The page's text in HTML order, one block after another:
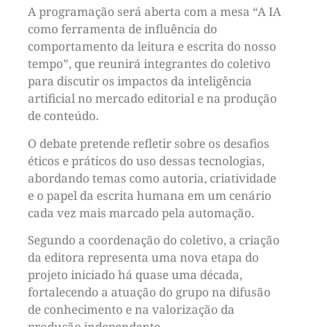
A programação será aberta com a mesa “A IA
como ferramenta de influência do
comportamento da leitura e escrita do nosso
tempo”, que reunirá integrantes do coletivo
para discutir os impactos da inteligência
artificial no mercado editorial e na produção
de conteúdo.
O debate pretende refletir sobre os desafios
éticos e práticos do uso dessas tecnologias,
abordando temas como autoria, criatividade
e o papel da escrita humana em um cenário
cada vez mais marcado pela automação.
Segundo a coordenação do coletivo, a criação
da editora representa uma nova etapa do
projeto iniciado há quase uma década,
fortalecendo a atuação do grupo na difusão
de conhecimento e na valorização da